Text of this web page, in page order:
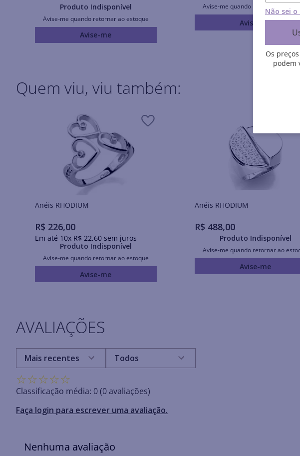
Produto Indisponível
Avise-me quando retornar ao estoque
Avise-me
Avise-me quando retornar ao
Avise-me
Quem viu, viu também:
Anéis RHODIUM
R$ 226,00
Em até 10x R$ 22,60sem juros
Produto Indisponível
Avise-me quando retornar ao estoque
Avise-me
Anéis RHODIUM
R$ 488,00
Produto Indisponível
Avise-me quando retornar ao
Avise-me
AVALIAÇÕES
☆☆☆☆☆
Classificação média: 0(0 avaliações)
Faça login para escrever uma avaliação.
Mais recentes Todos
Nenhuma avaliação
Não sei o
Os
podem